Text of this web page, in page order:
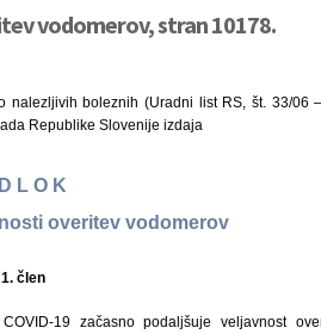
vodomerov, stran 10178.
boleznih (Uradni list RS, št. 33/06
Republike Slovenije izdaja
L O K
overitev vodomerov
1. člen
19 začasno podaljšuje veljavnost